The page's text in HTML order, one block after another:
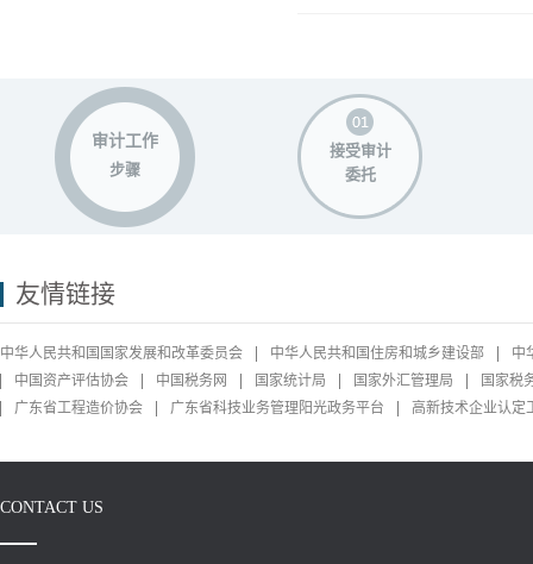
审计工作
步骤
接受审计
委托
友情链接
中华人民共和国国家发展和改革委员会 中华人民共和国住房和城乡建设部
中
中国资产评估协会
中国税务网 国家统计局 国家外汇管理局
国家税
广东省工程造价协会
广东省科技业务管理阳光政务平台 高新技术企业认定
CONTACT US